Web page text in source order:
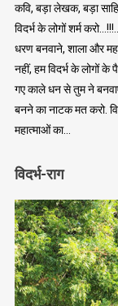
कवि, बड़ा लेखक, बड़ा
विदर्भ के लोगों शर्म
धरण बनवाने, शाला और
नहीं, हम विदर्भ के लोगों
गए काले धन से तुम ने बनवाए
बनने का नाटक मत करो.
महात्माओं का…
विदर्भ-राग